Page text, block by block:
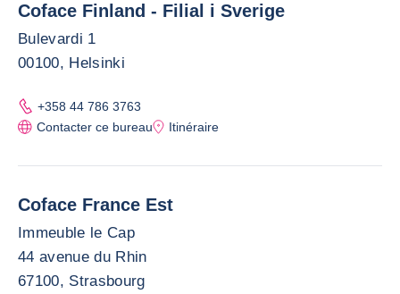
Coface Finland - Filial i Sverige
Bulevardi 1
00100, Helsinki
+358 44 786 3763
Contacter ce bureau
Itinéraire
Coface France Est
Immeuble le Cap
44 avenue du Rhin
67100, Strasbourg